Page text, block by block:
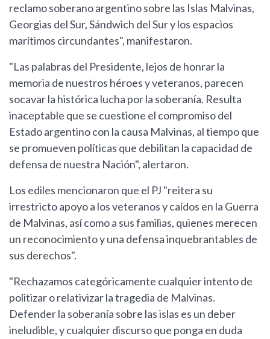
reclamo soberano argentino sobre las Islas Malvinas,
Georgias del Sur, Sándwich del Sur y los espacios
marítimos circundantes", manifestaron.
"Las palabras del Presidente, lejos de honrar la
memoria de nuestros héroes y veteranos, parecen
socavar la histórica lucha por la soberanía. Resulta
inaceptable que se cuestione el compromiso del
Estado argentino con la causa Malvinas, al tiempo que
se promueven políticas que debilitan la capacidad de
defensa de nuestra Nación", alertaron.
Los ediles mencionaron que el PJ "reitera su
irrestricto apoyo a los veteranos y caídos en la Guerra
de Malvinas, así como a sus familias, quienes merecen
un reconocimiento y una defensa inquebrantables de
sus derechos".
"Rechazamos categóricamente cualquier intento de
politizar o relativizar la tragedia de Malvinas.
Defender la soberanía sobre las islas es un deber
ineludible, y cualquier discurso que ponga en duda